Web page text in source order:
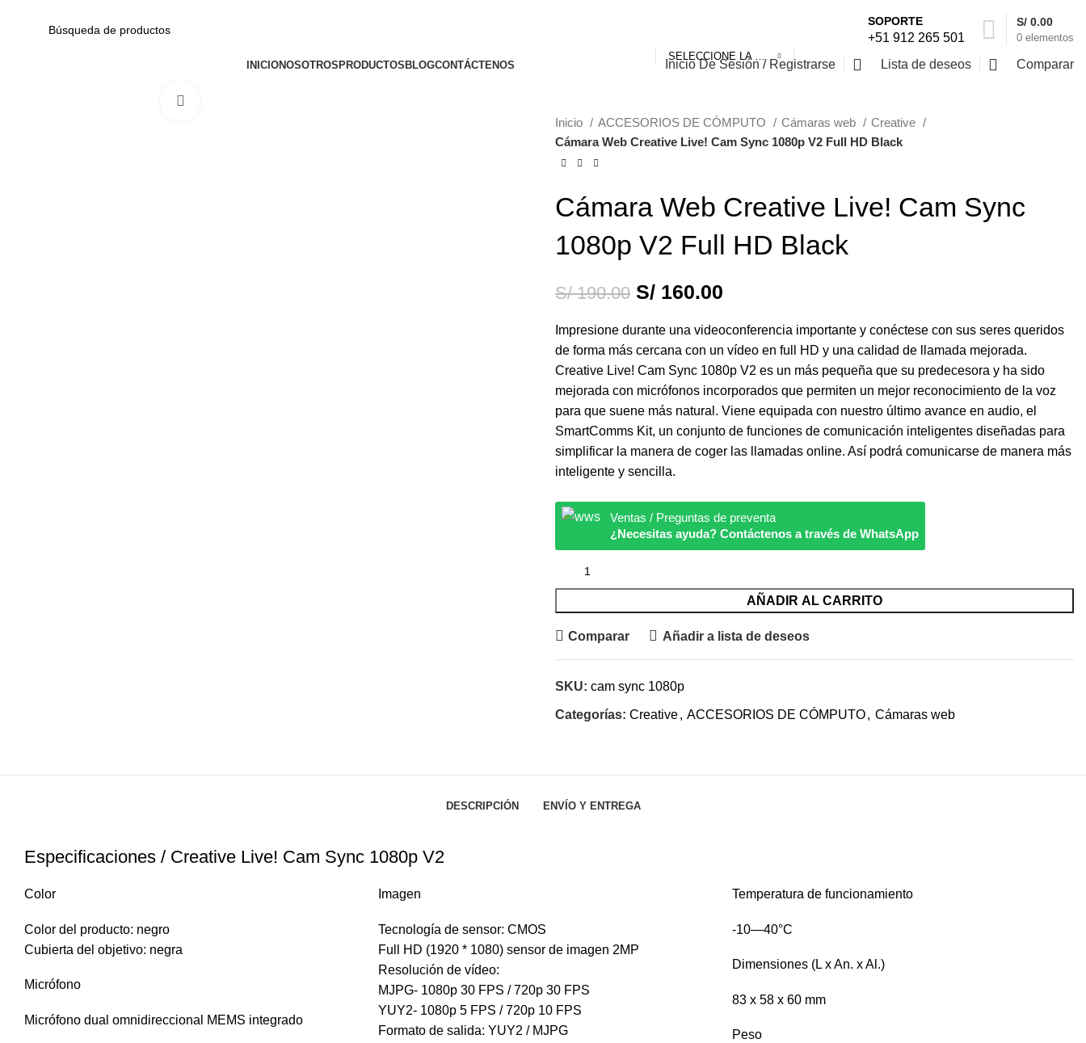
SELECCIONE LA CATEGORÍA
SOPORTE
+51 912 265 501 0 elementos
S/ 0.00
INICIONOSOTROSPRODUCTOSBLOGCONTÁCTENOS Inicio De Sesión / Registrarse Lista de deseos Comparar
Inicio ACCESORIOS DE CÓMPUTO Cámaras web
Creative
Cámara Web Creative Live! Cam Sync 1080p V2 Full HD Black
Cámara Web Creative Live! Cam Sync
1080p V2 Full HD Black
S/190.00 S/ 160.00
Impresione durante una videoconferencia importante y conéctese con sus seres queridos
de forma más cercana con un vídeo en full HD y una calidad de llamada mejorada.
Creative Live! Cam Sync 1080p V2 es un más pequeña que su predecesora y ha sido
mejorada con micrófonos incorporados que permiten un mejor reconocimiento de la voz
para que suene más natural. Viene equipada con nuestro último avance en audio, el
SmartComms Kit, un conjunto de funciones de comunicación inteligentes diseñadas para
simplificar la manera de coger las llamadas online. Así podrá comunicarse de manera más
inteligente y sencilla.
Ventas / Preguntas de preventa
¿Necesitas ayuda? Contáctenos a través de WhatsApp
AÑADIR AL CARRITO
Comparar Añadir a lista de deseos
SKU: cam sync 1080p
Categorías: Creative, ACCESORIOS DE CÓMPUTO, Cámaras web
DESCRIPCIÓN ENVÍO Y ENTREGA
Especificaciones / Creative Live! Cam Sync 1080p V2
Color
Color del producto: negro
Cubierta del objetivo: negra
Micrófono
Micrófono dual omnidireccional MEMS integrado
Imagen
Tecnología de sensor: CMOS
Full HD (1920 * 1080) sensor de imagen 2MP
Resolución de vídeo:
MJPG- 1080p 30 FPS / 720p 30 FPS
YUY2- 1080p 5 FPS / 720p 10 FPS
Formato de salida: YUY2 / MJPG
Temperatura de funcionamiento
-10—40°C
Dimensiones (L x An. x Al.)
83 x 58 x 60 mm
Peso